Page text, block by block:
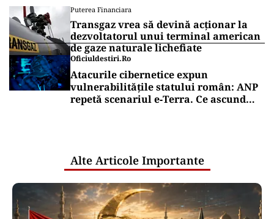
Puterea Financiara
Transgaz vrea să devină acționar la
dezvoltatorul unui terminal american
de gaze naturale lichefiate
Oficiuldestiri.ro
Atacurile cibernetice expun
vulnerabilitățile statului român: ANP
repetă scenariul e‑Terra. Ce ascund
Alte Articole Importante